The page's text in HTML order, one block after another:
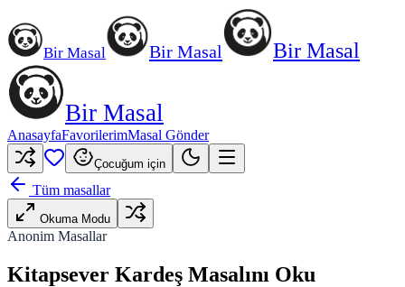
Bir Masal Bir Masal Bir Masal
Bir Masal
AnasayfaFavorilerimMasal Gönder
Çocuğum için
Tüm masallar
Okuma Modu
Anonim Masallar
Kitapsever Kardeş Masalını Oku